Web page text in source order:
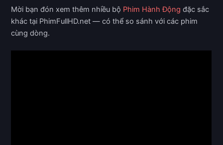
Mời bạn đón xem thêm nhiều bộ Phim Hành Động đặc sắc
khác tại PhimFullHD.net — có thể so sánh với các phim
cùng dòng.